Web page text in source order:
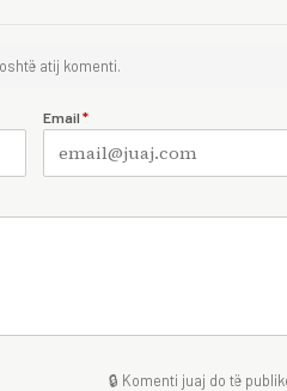
atij komenti.
Email *
🔒 Komenti juaj do të